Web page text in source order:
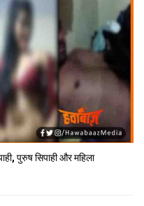
पुरुष सिपाही और महिला